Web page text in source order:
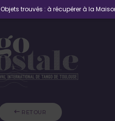
RETOUR
Objets trouvés : à récupérer à la